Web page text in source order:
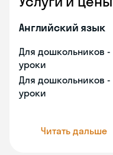
Английский язык
Для дошкольников -
уроки
Для дошкольников -
уроки
Читать дальше